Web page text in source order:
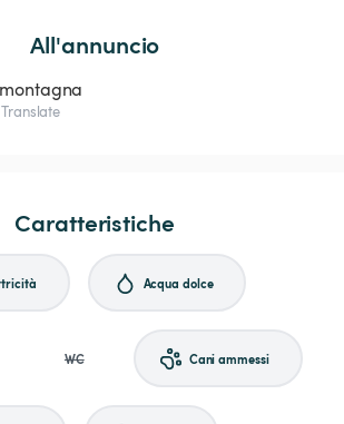
All'annuncio
Caratteristiche
Acqua dolce
WC Cani ammessi